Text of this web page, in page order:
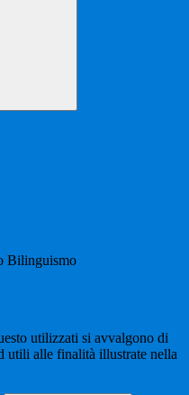
Bilinguismo
utilizzati si avvalgono di
utili alle finalità illustrate nella